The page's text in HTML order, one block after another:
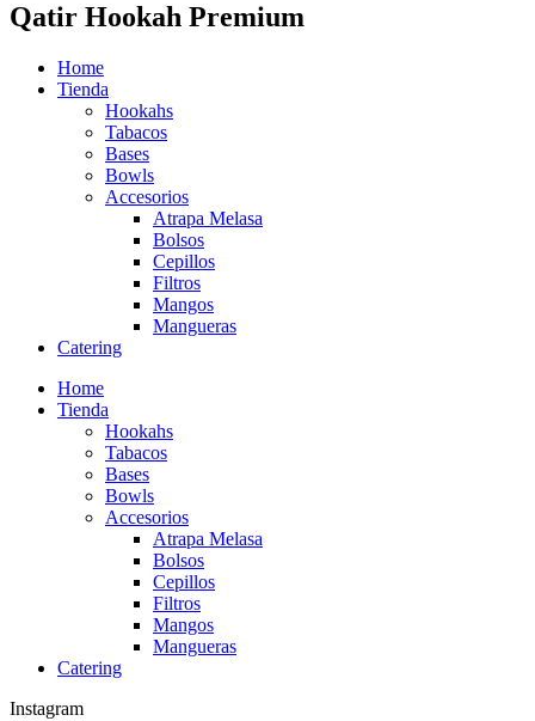
Qatir Hookah Premium
Home
Tienda
Hookahs
Tabacos
Bases
Bowls
Accesorios
Atrapa Melasa
Bolsos
Cepillos
Filtros
Mangos
Mangueras
Catering
Home
Tienda
Hookahs
Tabacos
Bases
Bowls
Accesorios
Atrapa Melasa
Bolsos
Cepillos
Filtros
Mangos
Mangueras
Catering
Instagram